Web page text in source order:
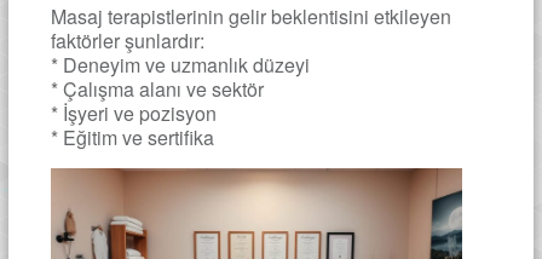
Masaj terapistlerinin gelir beklentisini etkileyen
faktörler şunlardır:
* Deneyim ve uzmanlık düzeyi
* Çalışma alanı ve sektör
* İşyeri ve pozisyon
* Eğitim ve sertifika